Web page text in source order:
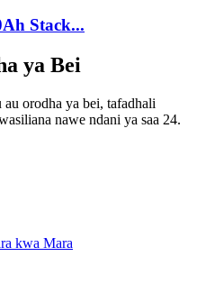
Stack...
ya Bei
orodha ya bei, tafadhali
nawe ndani ya saa 24.
kwa Mara